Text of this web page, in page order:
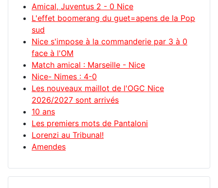
Amical, Juventus 2 - 0 Nice
L'effet boomerang du guet=apens de la Pop
sud
Nice s'impose à la commanderie par 3 à 0
face à l'OM
Match amical : Marseille - Nice
Nice- Nimes : 4-0
Les nouveaux maillot de l'OGC Nice
2026/2027 sont arrivés
10 ans
Les premiers mots de Pantaloni
Lorenzi au Tribunal!
Amendes